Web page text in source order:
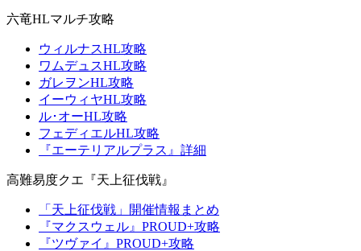
六竜HLマルチ攻略
ウィルナスHL攻略
ワムデュスHL攻略
ガレヲンHL攻略
イーウィヤHL攻略
ル･オーHL攻略
フェディエルHL攻略
『エーテリアルプラス』詳細
高難易度クエ『天上征伐戦』
「天上征伐戦」開催情報まとめ
『マクスウェル』PROUD+攻略
『ツヴァイ』PROUD+攻略